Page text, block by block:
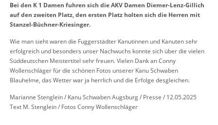
Bei den K 1 Damen fuhren sich die AKV Damen Diemer-Lenz-Gillich
auf den zweiten Platz, den ersten Platz holten sich die Herren mit
Stanzel-Büchner-Kriesinger.
Wie man sieht waren die Fuggerstädter Kanutinnen und Kanuten sehr
erfolgreich und besonders unser Nachwuchs konnte sich über die vielen
Süddeutschen Meistertitel sehr freuen. Vielen Dank an Conny
Wollenschläger für die schönen Fotos unserer Kanu Schwaben
Blauhelme, das Wetter war ja herrlich und die Erfolge desgleichen.
Marianne Stenglein / Kanu Schwaben Augsburg / Presse / 12.05.2025
Text M. Stenglein / Fotos Conny Wollenschläger